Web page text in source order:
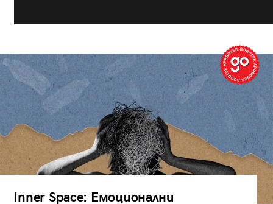
Inner Space: Емоционални